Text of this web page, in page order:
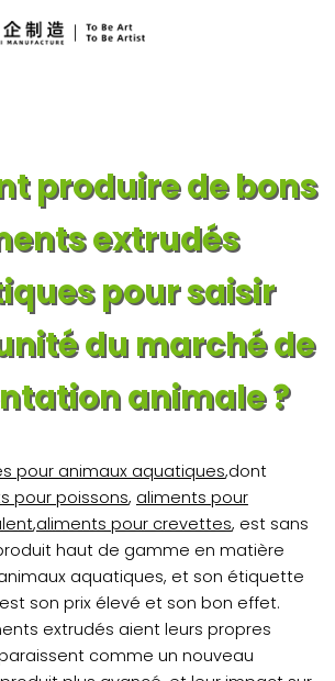
produire de bons
extrudés
pour saisir
du marché de
animale ?
pour animaux aquatiques,dont
pour poissons, aliments pour
,aliments pour crevettes, est sans
haut de gamme en matière
aquatiques, et son étiquette
son prix élevé et son bon effet.
extrudés aient leurs propres
comme un nouveau